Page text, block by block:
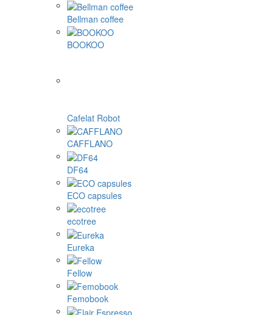
Bellman coffee
BOOKOO
Cafelat Robot
CAFFLANO
DF64
ECO capsules
ecotree
Eureka
Fellow
Femobook